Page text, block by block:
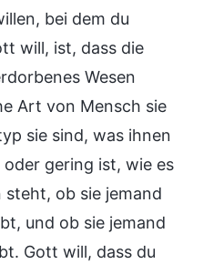
bei dem du
will, ist, dass die
Wesen
Art von Mensch sie
sie sind, was ihnen
gering ist, wie es
ob sie jemand
und ob sie jemand
Gott will, dass du